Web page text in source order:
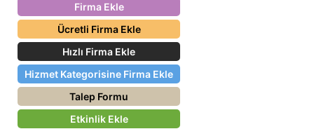
Firma Ekle
Ücretli Firma Ekle
Hızlı Firma Ekle
Hizmet Kategorisine Firma Ekle
Talep Formu
Etkinlik Ekle